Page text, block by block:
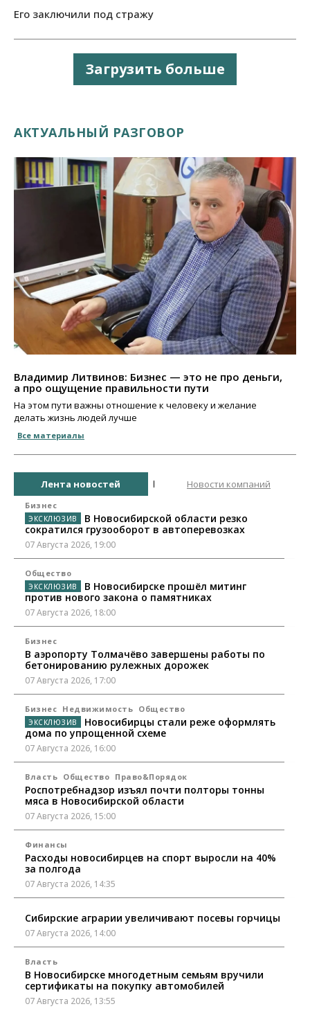
Его заключили под стражу
Загрузить больше
АКТУАЛЬНЫЙ РАЗГОВОР
Владимир Литвинов: Бизнес — это не про деньги,
а про ощущение правильности пути
На этом пути важны отношение к человеку и желание
делать жизнь людей лучше
Все материалы
Лента новостей Новости компаний
Бизнес
В Новосибирской области резко
сократился грузооборот в автоперевозках
07 Августа 2026, 19:00
Общество
В Новосибирске прошёл митинг
против нового закона о памятниках
07 Августа 2026, 18:00
Бизнес
В аэропорту Толмачёво завершены работы по
бетонированию рулежных дорожек
07 Августа 2026, 17:00
Бизнес Недвижимость Общество
Новосибирцы стали реже оформлять
дома по упрощенной схеме
07 Августа 2026, 16:00
Власть Общество Право&Порядок
Роспотребнадзор изъял почти полторы тонны
мяса в Новосибирской области
07 Августа 2026, 15:00
Финансы
Расходы новосибирцев на спорт выросли на 40%
за полгода
07 Августа 2026, 14:35
Сибирские аграрии увеличивают посевы горчицы
07 Августа 2026, 14:00
Власть
В Новосибирске многодетным семьям вручили
сертификаты на покупку автомобилей
07 Августа 2026, 13:55